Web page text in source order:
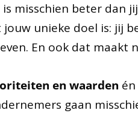
misschien beter dan
unieke doel is: jij
En ook dat maakt
en waarden
gaan